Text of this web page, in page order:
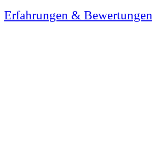
Erfahrungen & Bewertungen